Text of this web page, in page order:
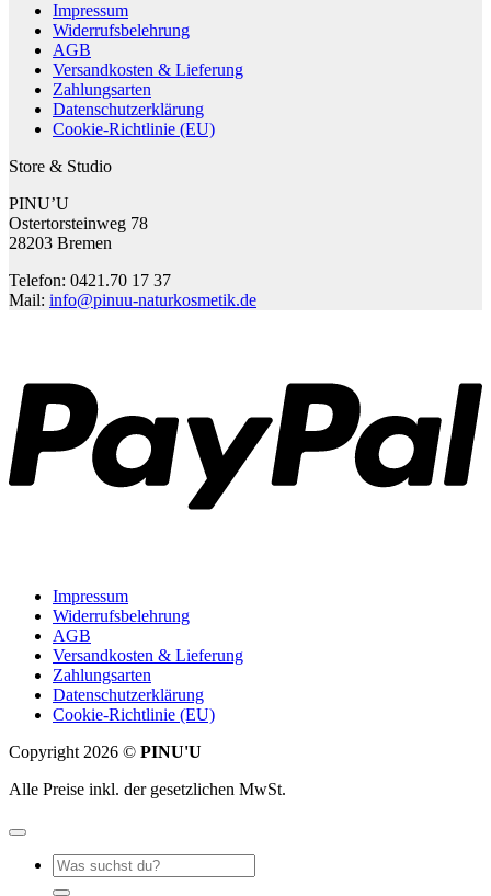
Impressum
Widerrufsbelehrung
AGB
Versandkosten & Lieferung
Zahlungsarten
Datenschutzerklärung
Cookie-Richtlinie (EU)
Store & Studio
PINU’U
Ostertorsteinweg 78
28203 Bremen
Telefon: 0421.70 17 37
Mail: info@pinuu-naturkosmetik.de
Impressum
Widerrufsbelehrung
AGB
Versandkosten & Lieferung
Zahlungsarten
Datenschutzerklärung
Cookie-Richtlinie (EU)
Copyright 2026 © PINU'U
Alle Preise inkl. der gesetzlichen MwSt.
Suche
nach: